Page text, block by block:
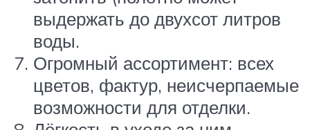
выдержать до двухсот литров
воды.
Огромный ассортимент: всех
цветов, фактур, неисчерпаемые
возможности для отделки.